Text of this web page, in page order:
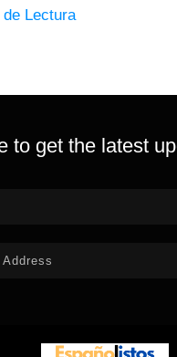
Lectura
to get the latest